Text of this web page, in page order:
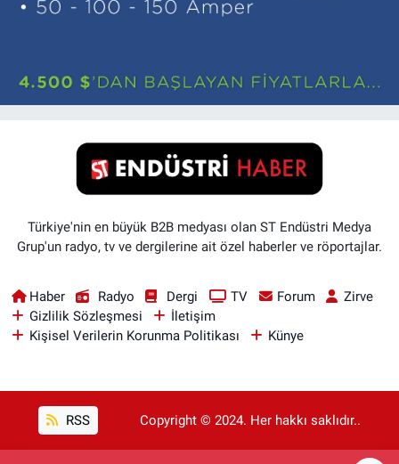
Türkiye'nin en büyük B2B medyası olan ST Endüstri Medya
Grup'un radyo, tv ve dergilerine ait özel haberler ve röportajlar.
Haber Radyo Dergi TV Forum
Zirve
Gizlilik Sözleşmesi
İletişim
Kişisel Verilerin Korunma Politikası
Künye
RSS Copyright © 2024. Her hakkı saklıdır..